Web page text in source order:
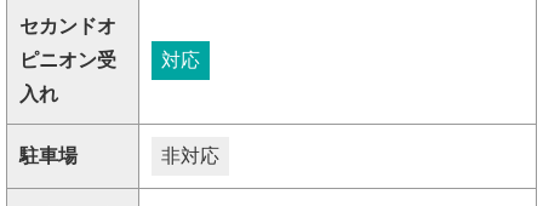
セカンドオ
ピニオン受
入れ
対応
駐車場 非対応